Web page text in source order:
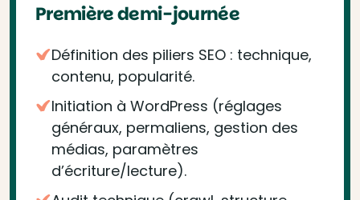
Première demi-journée
Définition des piliers SEO : technique,
contenu, popularité.
Initiation à WordPress (réglages
généraux, permaliens, gestion des
médias, paramètres
d’écriture/lecture).